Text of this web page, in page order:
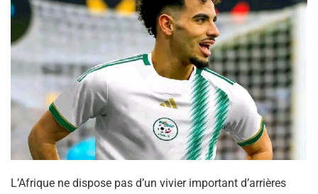
L’Afrique ne dispose pas d’un vivier important d’arrières